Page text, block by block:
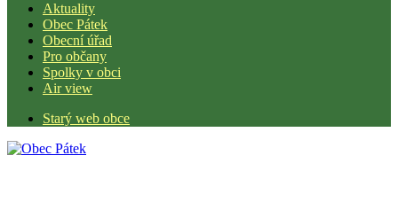
Aktuality
Obec Pátek
Obecní úřad
Pro občany
Spolky v obci
Air view
Starý web obce